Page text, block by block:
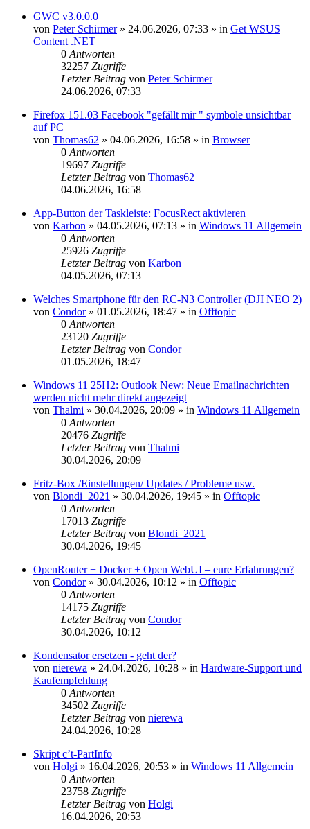
GWC v3.0.0.0
von Peter Schirmer» 24.06.2026, 07:33 » in Get WSUS
Content .NET
0Antworten
32257 Zugriffe
Letzter Beitrag von Peter Schirmer
24.06.2026, 07:33
Firefox 151.03 Facebook "gefällt mir " symbole unsichtbar
auf PC
von Thomas62 » 04.06.2026, 16:58 » in Browser
0Antworten
19697 Zugriffe
Letzter Beitrag von Thomas62
04.06.2026, 16:58
App-Button der Taskleiste: FocusRect aktivieren
von Karbon » 04.05.2026, 07:13 » in Windows 11 Allgemein
0Antworten
25926 Zugriffe
Letzter Beitrag von Karbon
04.05.2026, 07:13
Welches Smartphone für den RC-N3 Controller (DJI NEO 2)
von Condor» 01.05.2026, 18:47 » in Offtopic
0Antworten
23120 Zugriffe
Letzter Beitrag von Condor
01.05.2026, 18:47
Windows 11 25H2: Outlook New: Neue Emailnachrichten
werden nicht mehr direkt angezeigt
von Thalmi » 30.04.2026, 20:09 » in Windows 11 Allgemein
0Antworten
20476 Zugriffe
Letzter Beitrag von Thalmi
30.04.2026, 20:09
Fritz-Box /Einstellungen/ Updates / Probleme usw.
von Blondi_2021 » 30.04.2026, 19:45 » in Offtopic
0Antworten
17013 Zugriffe
Letzter Beitrag von Blondi_2021
30.04.2026, 19:45
OpenRouter + Docker + Open WebUI – eure Erfahrungen?
von Condor» 30.04.2026, 10:12 » in Offtopic
0Antworten
14175 Zugriffe
Letzter Beitrag von Condor
30.04.2026, 10:12
Kondensator ersetzen - geht der?
von nierewa » 24.04.2026, 10:28 » in Hardware-Support und
Kaufempfehlung
0Antworten
34502 Zugriffe
Letzter Beitrag von nierewa
24.04.2026, 10:28
Skript c’t-PartInfo
von Holgi » 16.04.2026, 20:53 » in Windows 11 Allgemein
0Antworten
23758 Zugriffe
Letzter Beitrag von Holgi
16.04.2026, 20:53